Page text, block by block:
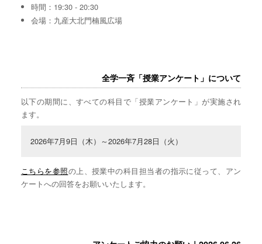
時間：19:30 - 20:30
会場：九産大北門楠風広場
全学一斉「授業アンケート」について
以下の期間に、すべての科目で「授業アンケート」が実施され
ます。
2026年7月9日（木）～2026年7月28日（火）
こちらを参照の上、授業中の科目担当者の指示に従って、アン
ケートへの回答をお願いいたします。